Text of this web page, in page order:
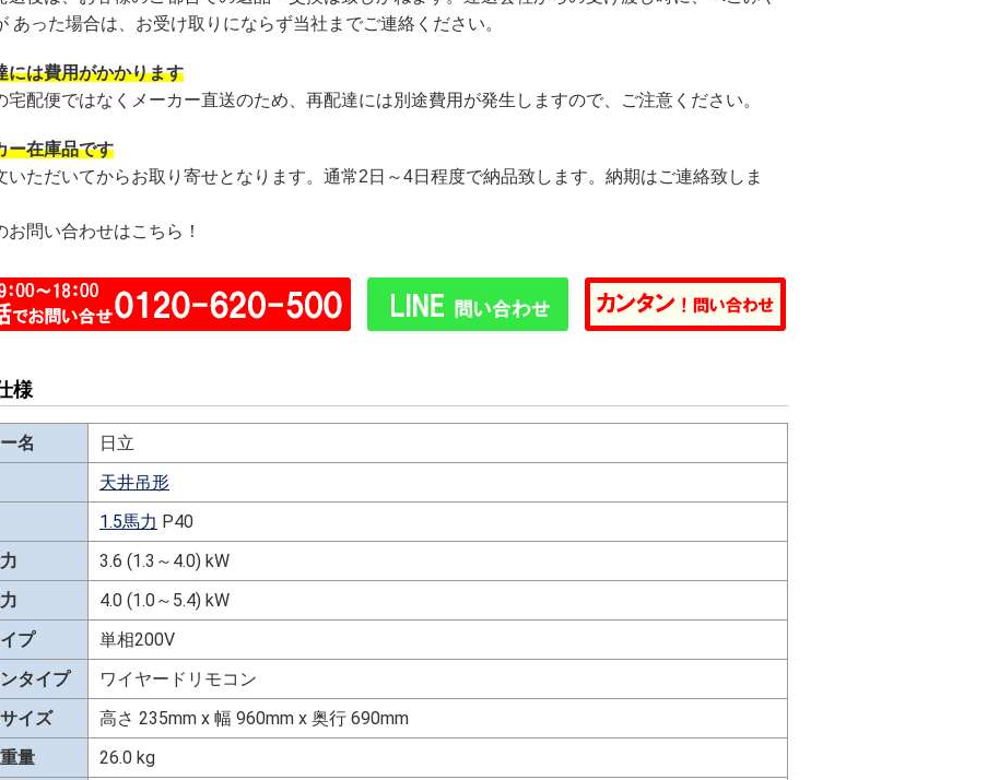
あった場合は、お受け取りにならず当社までご連絡ください。
には費用がかかります
宅配便ではなくメーカー直送のため、再配達には別途費用が発生しますので、ご注意ください。
ー在庫品です
いただいてからお取り寄せとなります。通常2日～4日程度で納品致します。納期はご連絡致しま
お問い合わせはこちら！
様
名
日立
天井吊形
1.5馬力 P40
3.6 (1.3～4.0) kW
4.0 (1.0～5.4) kW
プ
単相200V
タイプ
ワイヤードリモコン
イズ
高さ 235mm x 幅 960mm x 奥行 690mm
量
26.0 kg